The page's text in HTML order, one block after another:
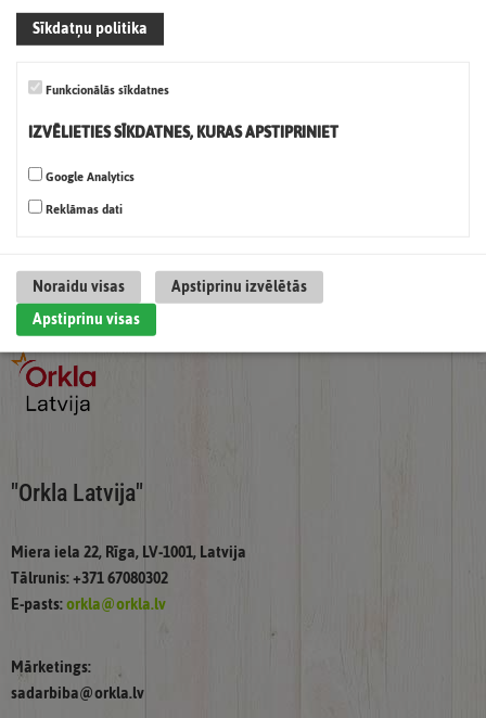
Sezonālie produkti
"Orkla Latvija"
Miera iela 22, Rīga, LV-1001, Latvija
Tālrunis: +371 67080302
E-pasts:orkla@orkla.lv
Mārketings:
sadarbiba@orkla.lv
Sīkdatņu politika
Funkcionālās sīkdatnes
IZVĒLIETIES SĪKDATNES, KURAS APSTIPRINIET
Google Analytics
Reklāmas dati
Noraidu visas
Apstiprinu izvēlētās
Apstiprinu visas